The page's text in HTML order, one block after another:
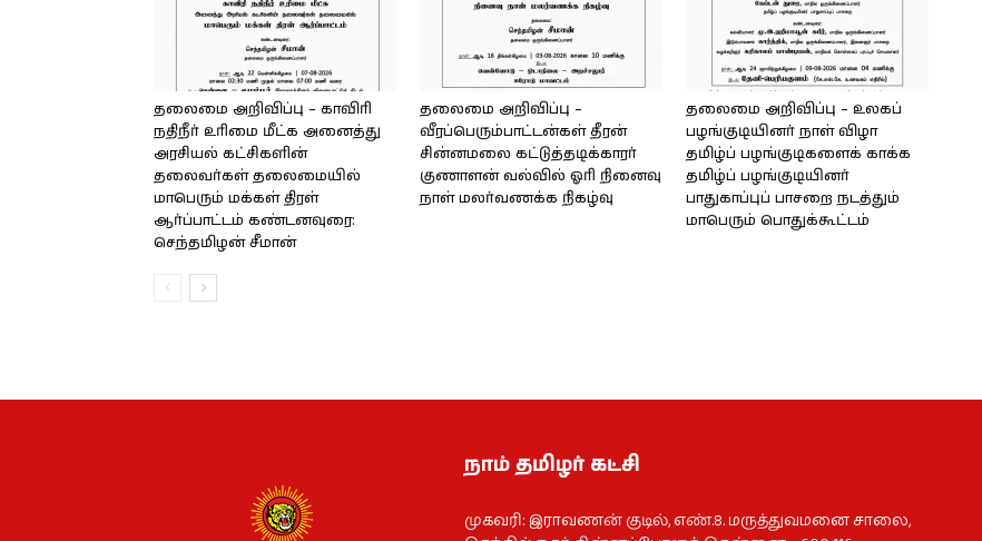
தலைமை அறிவிப்பு – காவிரி
நதிநீர் உரிமை மீட்க அனைத்து
அரசியல் கட்சிகளின்
தலைவர்கள் தலைமையில்
மாபெரும் மக்கள் திரள்
ஆர்ப்பாட்டம் கண்டனவுரை:
செந்தமிழன் சீமான்
தலைமை அறிவிப்பு –
வீரப்பெரும்பாட்டன்கள் தீரன்
சின்னமலை கட்டுத்தடிக்காரர்
குணாளன் வல்வில் ஓரி நினைவு
நாள் மலர்வணக்க நிகழ்வு
தலைமை அறிவிப்பு – உலகப்
பழங்குடியினர் நாள் விழா
தமிழ்ப் பழங்குடிகளைக் காக்க
தமிழ்ப் பழங்குடியினர்
பாதுகாப்புப் பாசறை நடத்தும்
மாபெரும் பொதுக்கூட்டம்
நாம் தமிழர் கட்சி
முகவரி: இராவணன் குடில், எண்.8. மருத்துவமனை சாலை,